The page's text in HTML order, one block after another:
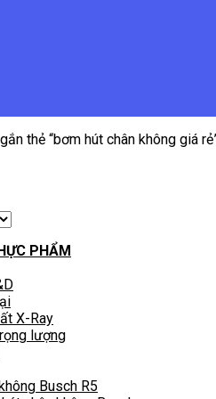
thẻ “bơm hút chân không giá
PHẨM
X-Ray
lượng
Busch R5